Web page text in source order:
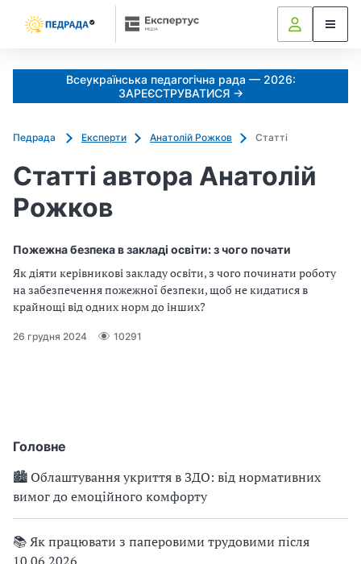
Всеукраїнська педагогічна рада — 2026:
ЗАРЕЄСТРУВАТИСЯ →
Головне
🏙 Облаштування укриття в ЗДО: від нормативних
вимог до емоційного комфорту
📚 Як працювати з паперовими трудовими після
Педрада Експерти Анатолій Рожков Статті
Статті автора Анатолій
Рожков
Пожежна безпека в закладі освіти: з чого почати
Як діяти керівникові закладу освіти, з чого починати роботу
на забезпечення пожежної безпеки, щоб не кидатися в
крайнощі від одних норм до інших?
26 грудня 2024 10291